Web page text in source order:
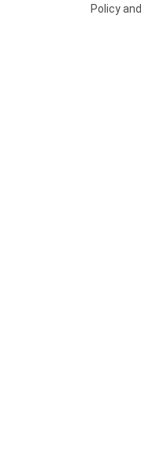
Policyand